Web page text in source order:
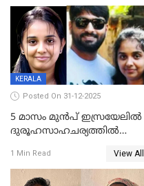
നിലയിൽ
KERALA
Posted On 31-12-2025
5 മാസം മുൻപ് ഇസ്രയേലിൽ
ദുരൂഹസാഹചര്യത്തിൽ
മലയാളി യുവാവിന്റെ ഭാര്യയും
മരിച്ചു
1 Min Read View All